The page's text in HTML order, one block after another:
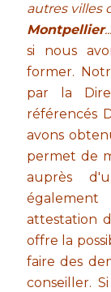
autres villes
Montpellier...
si nous
former.
par la
référencés
avons
permet de
auprès
attestation
offre la
faire des
conseiller.